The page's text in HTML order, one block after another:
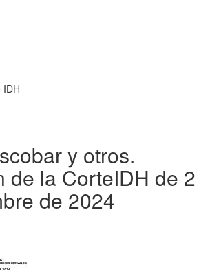
IDH
y otros.
de la CorteIDH de 2
de 2024